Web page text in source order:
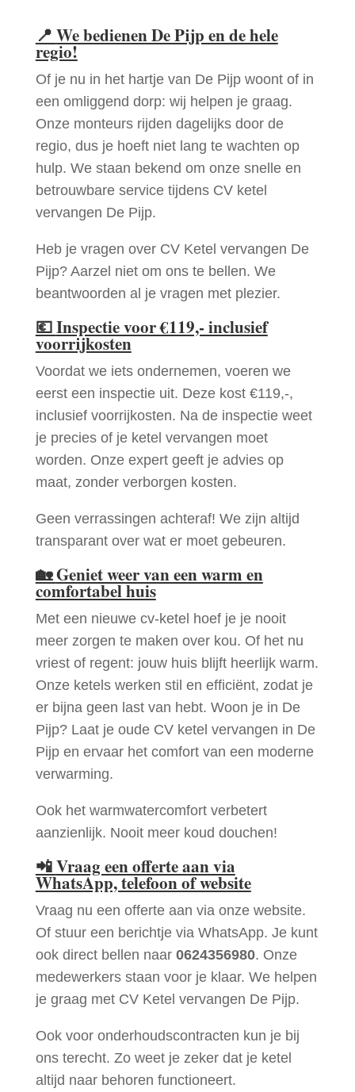
📍 We bedienen De Pijp en de hele
regio!
Of je nu in het hartje van De Pijp woont of in
een omliggend dorp: wij helpen je graag.
Onze monteurs rijden dagelijks door de
regio, dus je hoeft niet lang te wachten op
hulp. We staan bekend om onze snelle en
betrouwbare service tijdens CV ketel
vervangen De Pijp.
Heb je vragen over CV Ketel vervangen De
Pijp? Aarzel niet om ons te bellen. We
beantwoorden al je vragen met plezier.
💶Inspectie voor €119,- inclusief
voorrijkosten
Voordat we iets ondernemen, voeren we
eerst een inspectie uit. Deze kost €119,-,
inclusief voorrijkosten. Na de inspectie weet
je precies of je ketel vervangen moet
worden. Onze expert geeft je advies op
maat, zonder verborgen kosten.
Geen verrassingen achteraf! We zijn altijd
transparant over wat er moet gebeuren.
🏡Geniet weer van een warm en
comfortabel huis
Met een nieuwe cv-ketel hoef je je nooit
meer zorgen te maken over kou. Of het nu
vriest of regent: jouw huis blijft heerlijk warm.
Onze ketels werken stil en efficiënt, zodat je
er bijna geen last van hebt. Woon je in De
Pijp? Laat je oude CV ketel vervangen in De
Pijp en ervaar het comfort van een moderne
verwarming.
Ook het warmwatercomfort verbetert
aanzienlijk. Nooit meer koud douchen!
📲Vraag een offerte aan via
WhatsApp, telefoon of website
Vraag nu een offerte aan via onze website.
Of stuur een berichtje via WhatsApp. Je kunt
ook direct bellen naar 0624356980. Onze
medewerkers staan voor je klaar. We helpen
je graag met CV Ketel vervangen De Pijp.
Ook voor onderhoudscontracten kun je bij
ons terecht. Zo weet je zeker dat je ketel
altijd naar behoren functioneert.